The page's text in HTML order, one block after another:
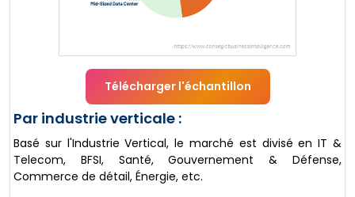
Télécharger l'échantillon
Par industrie verticale :
Basé sur l'Industrie Vertical, le marché est divisé en IT &
Telecom, BFSI, Santé, Gouvernement & Défense,
Commerce de détail, Énergie, etc.